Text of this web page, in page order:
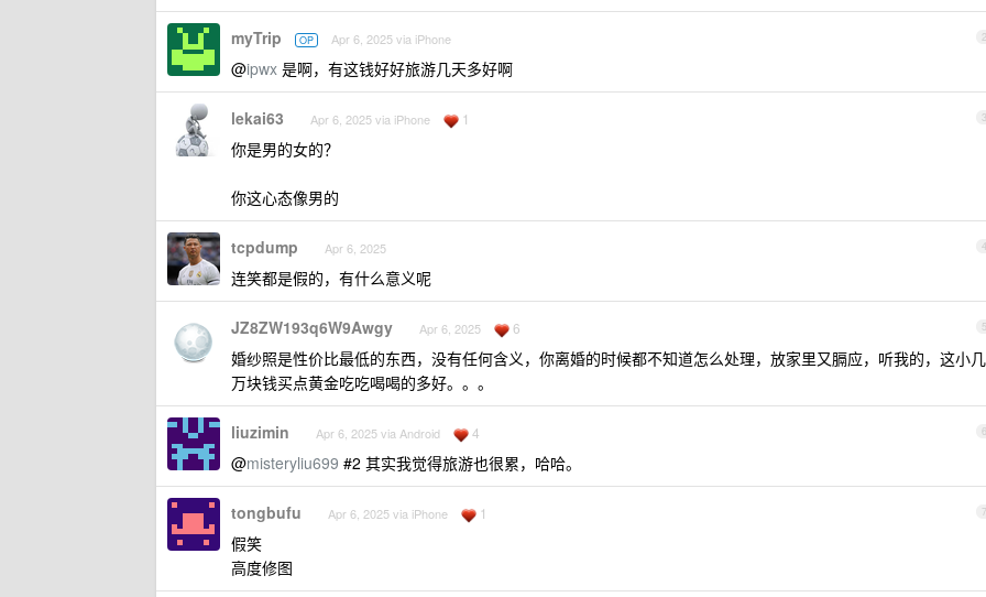
2
myTrip OP Apr 6, 2025 via iPhone
@ipwx 是啊，有这钱好好旅游几天多好啊
3
lekai63 Apr 6, 2025 via iPhone 1
你是男的女的？
你这心态像男的
4
tcpdump Apr 6, 2025
连笑都是假的，有什么意义呢
5
JZ8ZW193q6W9Awgy Apr 6, 2025 6
婚纱照是性价比最低的东西，没有任何含义，你离婚的时候都不知道怎么处理，放家里又膈应，听我的，这小几
万块钱买点黄金吃吃喝喝的多好。。。
6
liuzimin Apr 6, 2025 via Android 4
@misteryliu699 #2 其实我觉得旅游也很累，哈哈。
7
tongbufu Apr 6, 2025 via iPhone 1
假笑
高度修图